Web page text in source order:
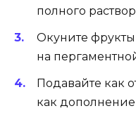
полного
Окуните
на
Подавайте как
как